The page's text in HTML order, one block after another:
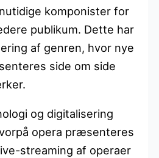
komponister for
publikum. Dette har
af genren, hvor nye
side om side
og digitalisering
opera præsenteres
streaming af operaer